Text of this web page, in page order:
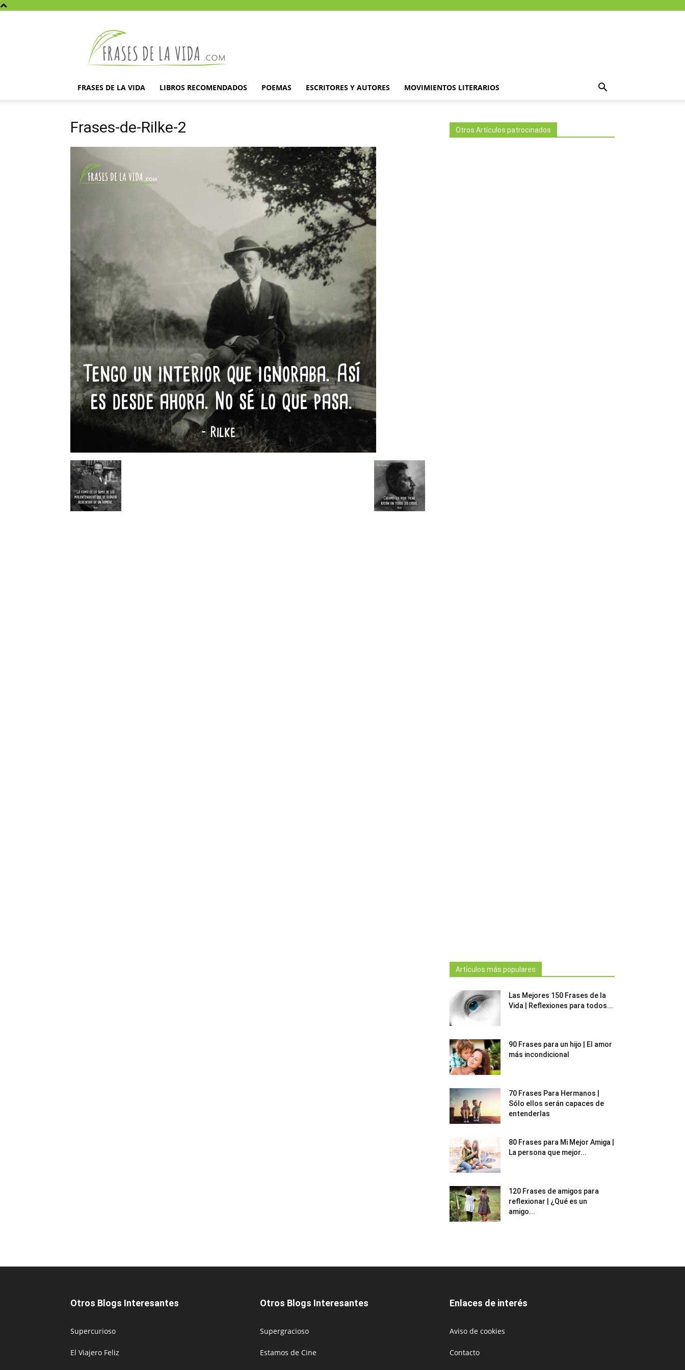
la
vida
FRASES DE LA VIDA LIBROS RECOMENDADOS POEMAS ESCRITORES Y AUTORES MOVIMIENTOS LITERARIOS
Frases-de-Rilke-2 Otros Artículos patrocinados
Artículos más populares
Las Mejores 150 Frases de la
Vida | Reflexiones para todos...
90 Frases para un hijo | El amor
más incondicional
70 Frases Para Hermanos |
Sólo ellos serán capaces de
entenderlas
80 Frases para Mi Mejor Amiga |
La persona que mejor...
120 Frases de amigos para
reflexionar | ¿Qué es un
amigo...
Otros Blogs Interesantes
Supercurioso
El Viajero Feliz
Otros Blogs Interesantes
Supergracioso
Estamos de Cine
Enlaces de interés
Aviso de cookies
Contacto